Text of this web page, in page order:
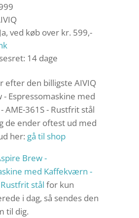
ved køb over kr. 599,-
14 dage
efter den billigste AIVIQ
- Espressomaskine med
AME-361S - Rustfrit stål
de ender oftest ud med
her: gå til shop
Brew -
med Kaffekværn -
stål for kun
i dag, så sendes den
til dig.